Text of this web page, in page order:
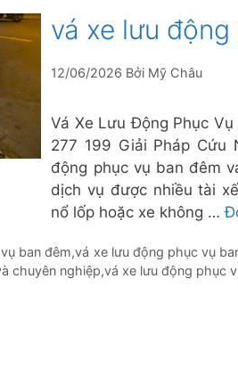
vá xe lưu
12/06/2026 Bởi Mỹ Châu
Vá Xe Lưu Động Phục
277 199 Giải Pháp Cứu
động phục vụ ban đêm
dịch vụ được nhiều tài
nổ lốp hoặc xe không …
ban đêm,vá xe lưu động phục vụ
chuyên nghiệp,vá xe lưu động phục